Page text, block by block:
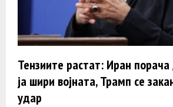
Тензиите растат: Иран
ja шири војната, Трамп се
удар